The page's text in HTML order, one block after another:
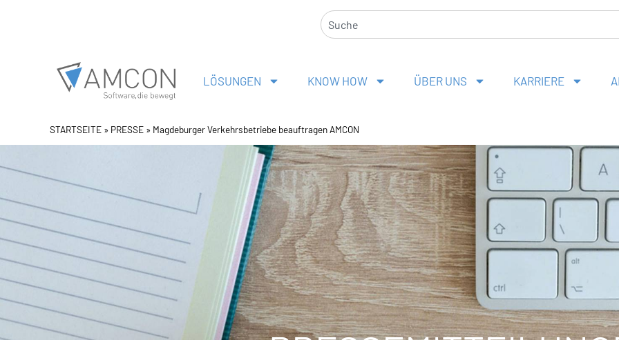
Suche
LÖSUNGEN KNOW HOW ÜBER UNS KARRIERE
STARTSEITE » PRESSE » Magdeburger Verkehrsbetriebe beauftragen AMCON